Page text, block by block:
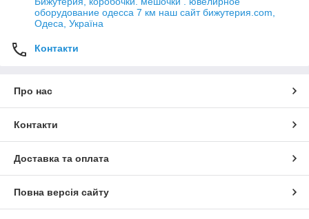
оборудование одесса 7 км наш сайт бижутерия.com,
Одеса, Україна
Контакти
Про нас
Контакти
Доставка та оплата
Повна версія сайту